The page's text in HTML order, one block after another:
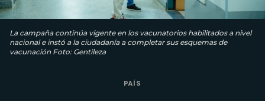
La campaña continúa vigente en los vacunatorios habilitados a nivel
nacional e instó a la ciudadanía a completar sus esquemas de
vacunación Foto: Gentileza
PAÍS